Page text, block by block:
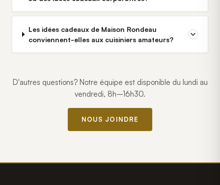
Les idées cadeaux de Maison Rondeau
conviennent-elles aux cuisiniers amateurs?
D'autres questions? Notre équipe est disponible du lundi au
vendredi, 8h–16h30.
NOUS JOINDRE